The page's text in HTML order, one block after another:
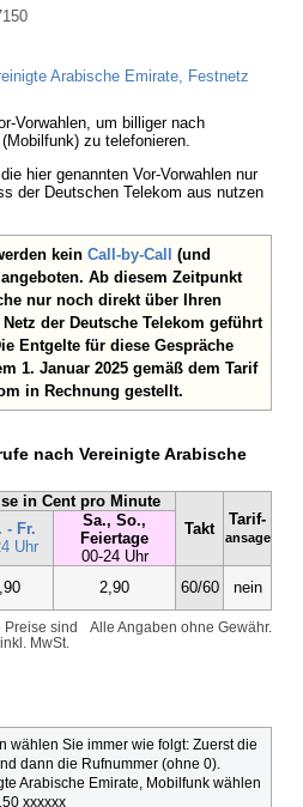
Arabische Emirate, Festnetz
Vorwahlen, um billiger nach
zu telefonieren.
hier genannten Vor-Vorwahlen nur
der Deutschen Telekom aus nutzen
kein Call-by-Call (und
Ab diesem Zeitpunkt
nur noch direkt über Ihren
der Deutsche Telekom geführt
Entgelte für diese Gespräche
1. Januar 2025 gemäß dem Tarif
in Rechnung gestellt.
nach Vereinigte Arabische
in Cent pro Minute
Takt
Tarif-
ansage
- Fr.
Uhr
Sa., So.,
Feiertage
00-24 Uhr
2,90 60/60 nein
Alle Angaben ohne Gewähr.
Preise sind
inkl. MwSt.
wählen Sie immer wie folgt: Zuerst die
dann die Rufnummer (ohne 0).
Arabische Emirate, Mobilfunk wählen
xxxxxx